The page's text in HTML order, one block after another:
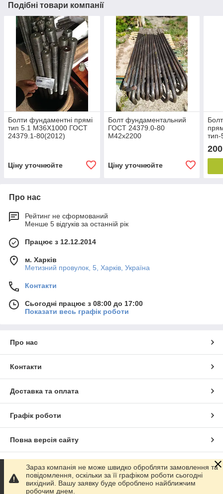
Подібні товари компанії
Болти фундаментні прямі
тип 5.1 М36Х1000 ГОСТ
24379.1-80(2012)
Ціну уточнюйте
Болт фундаментальний
ГОСТ 24379.0-80
М42х2200
Ціну уточнюйте
тип-
200
Про нас
Рейтинг не сформований
Менше 5 відгуків за останній рік
Працює з 12.12.2014
м. Харків
Метизний провулок, 5, Харків, Україна
Контакти
Сьогодні працює з 08:00 до 17:00
Показати весь графік роботи
Про нас
Контакти
Доставка та оплата
Графік роботи
Повна версія сайту
Сайт створено на маркетплейсіProm.ua
Політика конфіденційності
Зараз компанія не може швидко обробляти замовлення та
повідомлення, оскільки за її графіком роботи сьогодні
вихідний. Вашу заявку буде оброблено найближчим
робочим днем.